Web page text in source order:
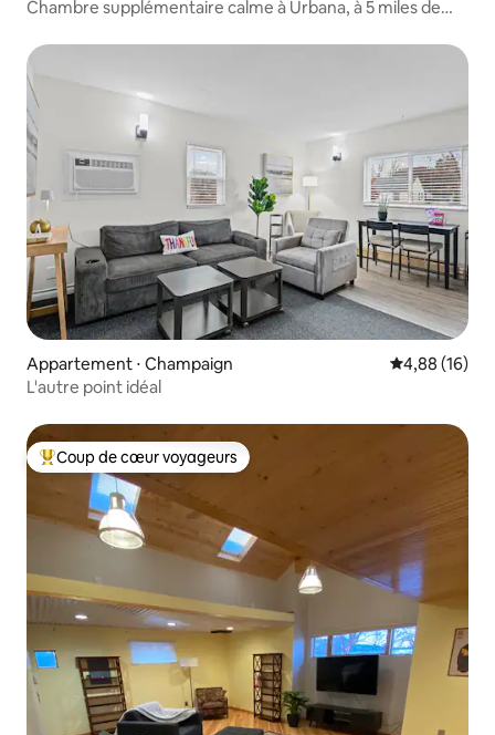
Chambre supplémentaire calme à Urbana, à 5 miles de
Appartement ⋅ Champaign Évaluation
4,88 (16)
L'autre point idéal
Coups de cœur voyageurs les plus appréciés
Coup de cœur voyageurs